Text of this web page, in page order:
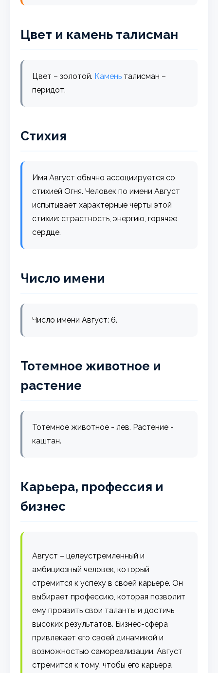
Цвет и камень талисман
Цвет – золотой. Камень талисман –
перидот.
Стихия
Имя Август обычно ассоциируется со
стихией Огня. Человек по имени Август
испытывает характерные черты этой
стихии: страстность, энергию, горячее
сердце.
Число имени
Число имени Август: 6.
Тотемное животное и
растение
Тотемное животное - лев. Растение -
каштан.
Карьера, профессия и
бизнес
Август – целеустремленный и
амбициозный человек, который
стремится к успеху в своей карьере. Он
выбирает профессию, которая позволит
ему проявить свои таланты и достичь
высоких результатов. Бизнес-сфера
привлекает его своей динамикой и
возможностью самореализации. Август
стремится к тому, чтобы его карьера